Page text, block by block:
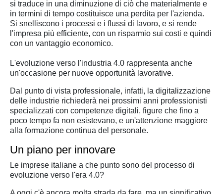
si traduce in una diminuzione di ciò che materialmente e
in termini di tempo costituisce una perdita per l'azienda.
Si snelliscono i processi e i flussi di lavoro, e si rende
l'impresa più efficiente, con un risparmio sui costi e quindi
con un vantaggio economico.
L'evoluzione verso l'industria 4.0 rappresenta anche
un'occasione per nuove opportunità lavorative.
Dal punto di vista professionale, infatti, la digitalizzazione
delle industrie richiederà nei prossimi anni professionisti
specializzati con competenze digitali, figure che fino a
poco tempo fa non esistevano, e un'attenzione maggiore
alla formazione continua del personale.
Un piano per innovare
Le imprese italiane a che punto sono del processo di
evoluzione verso l'era 4.0?